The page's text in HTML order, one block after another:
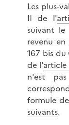
Les plus-
II de l'
suivant le
revenu
167 bis du
de l'
n'est
formule
suivants.